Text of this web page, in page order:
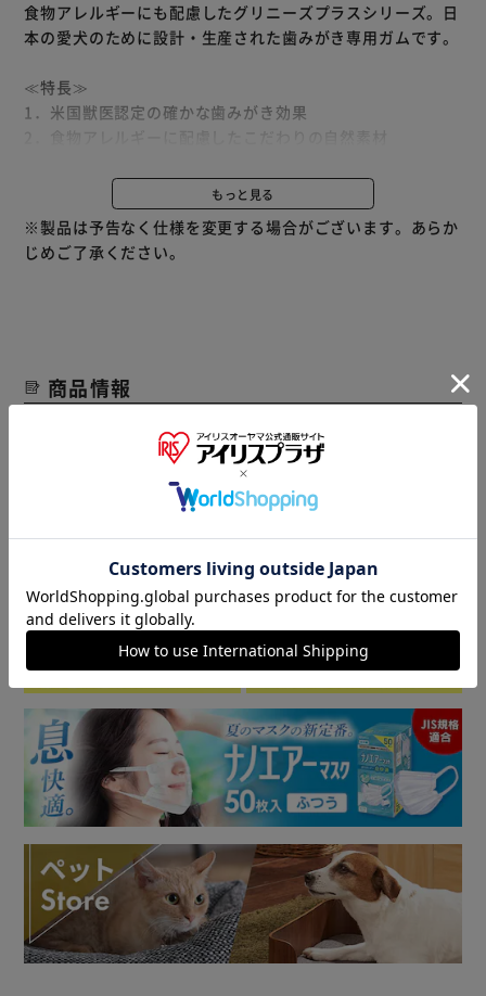
食物アレルギーにも配慮したグリニーズプラスシリーズ。日
本の愛犬のために設計・生産された歯みがき専用ガムです。
≪特長≫
1．米国獣医認定の確かな歯みがき効果
4．シニア犬でもしっかり噛める硬さに配慮
■リニューアルによりパッケージが異なる場合がございま
す。
もっと見る
※製品は予告なく仕様を変更する場合がございます。あらか
じめご了承ください。
商品情報
▼ 食品・飲料おすすめ ▼